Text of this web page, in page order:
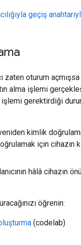
geçiş
zaten oturum
alma işlemi
gerektirdiği
kimlik
için cihazın
hâlâ cihazın
öğrenin:
(codelab)